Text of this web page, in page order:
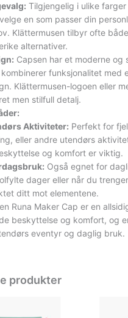
Tilgjengelig i ulike
en som passer din
Klättermusen tilbyr ofte
alternativer.
Capsen har et moderne og
kombinerer funksjonalitet med
Klättermusen-logoen eller
men stilfull detalj.
Aktiviteter: Perfekt for
eller andre utendørs
og komfort er viktig.
Også egnet for
dager eller når du
ditt mot elementene.
Runa Maker Cap er en
beskyttelse og komfort, og
eventyr og daglig bruk.
produkter